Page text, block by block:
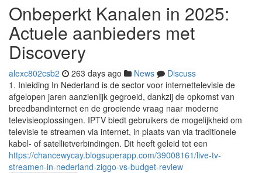
Onbeperkt Kanalen in 2025:
Actuele aanbieders met
Discovery
alexc802csb2 263 days ago News
Discuss
1. Inleiding In Nederland is de sector voor internettelevisie de
afgelopen jaren aanzienlijk gegroeid, dankzij de opkomst van
breedbandinternet en de groeiende vraag naar moderne
televisieoplossingen. IPTV biedt gebruikers de mogelijkheid om
televisie te streamen via internet, in plaats van via traditionele
kabel- of satellietverbindingen. Dit heeft geleid tot een
https://chancewycay.blogsuperapp.com/39008161/live-tv-
streamen-in-nederland-ziggo-vs-budget-review